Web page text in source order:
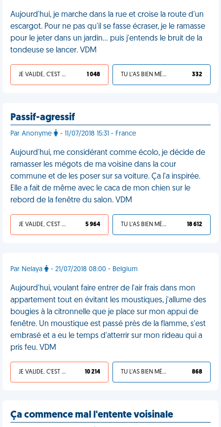
Aujourd'hui, je marche dans la rue et croise la route d'un
escargot. Pour ne pas qu'il se fasse écraser, je le ramasse
pour le jeter dans un jardin… puis j'entends le bruit de la
tondeuse se lancer. VDM
JE VALIDE, C'EST UNE VDM 1 048 TU L'AS BIEN MÉRITÉ 332
Passif-agressif
Par Anonyme - 11/07/2018 15:31 - France
Aujourd'hui, me considérant comme écolo, je décide de
ramasser les mégots de ma voisine dans la cour
commune et de les poser sur sa voiture. Ça l'a inspirée.
Elle a fait de même avec le caca de mon chien sur le
rebord de la fenêtre du salon. VDM
JE VALIDE, C'EST UNE VDM 5 964 TU L'AS BIEN MÉRITÉ 18 612
Par Nelaya - 21/07/2018 08:00 - Belgium
Aujourd'hui, voulant faire entrer de l'air frais dans mon
appartement tout en évitant les moustiques, j'allume des
bougies à la citronnelle que je place sur mon appui de
fenêtre. Un moustique est passé près de la flamme, s'est
embrasé et a eu le temps d'atterrir sur mon rideau qui a
pris feu. VDM
JE VALIDE, C'EST UNE VDM 10 214 TU L'AS BIEN MÉRITÉ 868
Ça commence mal l'entente voisinale